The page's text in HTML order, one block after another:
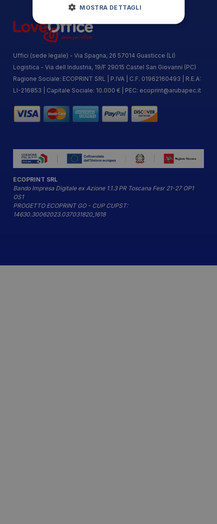
Uffici (sede legale) - Via Spagna, 26 57014 Guasticce (LI)
Logistica - Via dell Industria, 19/F 29015 Castel San Giovanni (PC)
Ragione Sociale: ECOPRINT SRL | P.IVA | C.F. 01962160493 | R.E.A:
LI-216853 | Capitale Sociale: 10.000 € | PEC: ecoprint@arubapec.it
ECOPRINT SRL
Bando Impresa Digitale ex Azione 1.1.3 PR Toscana Fesr 21-27 OP1
OS1
PROGETTO ECOPRINT GO - CUP CUPST:
14630.30062023.037031820_1618
MOSTRA DETTAGLI